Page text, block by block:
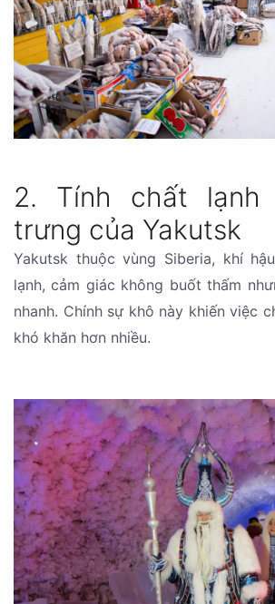
2. Tính chất lạnh
trưng của Yakutsk
Yakutsk thuộc vùng Siberia, khí
lạnh, cảm giác không buốt thấm
nhanh. Chính sự khô này khiến việc
khó khăn hơn nhiều.